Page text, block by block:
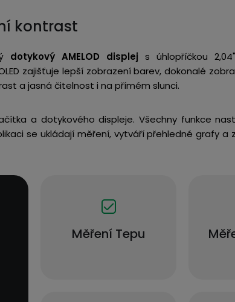
kontrast
dotykový AMELOD displej s úhlopříčkou
zajišťuje lepší zobrazení barev, dokonalé
a jasná čitelnost i na přímém slunci.
a dotykového displeje. Všechny funkce
se ukládají měření, vytváří přehledné grafy
Měření Tepu